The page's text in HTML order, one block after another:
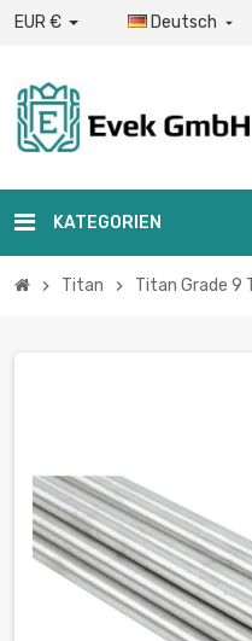
EUR € Deutsch 
KATEGORIEN
chevron_right Titan chevron_right Titan Grade 9